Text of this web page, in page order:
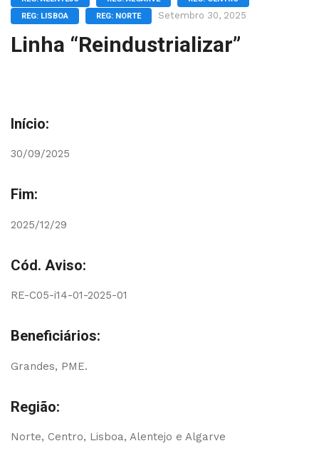
REG: LISBOA
REG: NORTE Setembro 30, 2025
Linha “Reindustrializar”
Início:
30/09/2025
Fim:
2025/12/29
Cód. Aviso:
RE-C05-i14-01-2025-01
Beneficiários:
Grandes, PME.
Região:
Norte, Centro, Lisboa, Alentejo e Algarve